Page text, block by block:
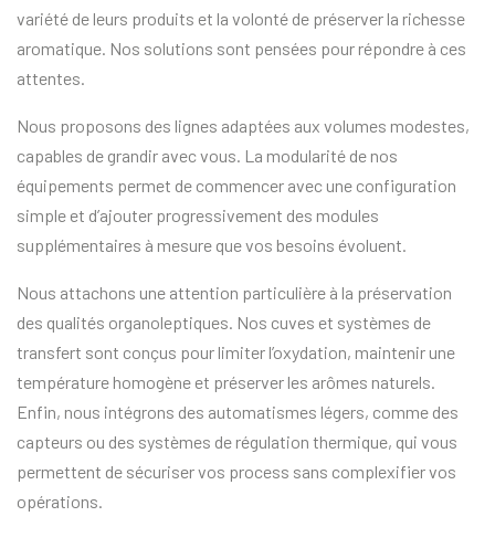
variété de leurs produits et la volonté de préserver la richesse
aromatique. Nos solutions sont pensées pour répondre à ces
attentes.
Nous proposons des lignes adaptées aux volumes modestes,
capables de grandir avec vous. La modularité de nos
équipements permet de commencer avec une configuration
simple et d’ajouter progressivement des modules
supplémentaires à mesure que vos besoins évoluent.
Nous attachons une attention particulière à la préservation
des qualités organoleptiques. Nos cuves et systèmes de
transfert sont conçus pour limiter l’oxydation, maintenir une
température homogène et préserver les arômes naturels.
Enfin, nous intégrons des automatismes légers, comme des
capteurs ou des systèmes de régulation thermique, qui vous
permettent de sécuriser vos process sans complexifier vos
opérations.